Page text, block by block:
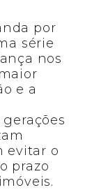
por
série
nos
e a
evitar o
prazo